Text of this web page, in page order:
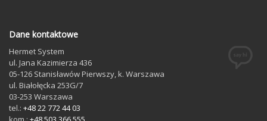
Dane kontaktowe
Hermet System
ul. Jana Kazimierza 436
05-126 Stanisławów Pierwszy, k. Warszawa
ul. Białołęcka 253G/7
03-253 Warszawa
tel.: +48 22 772 44 03